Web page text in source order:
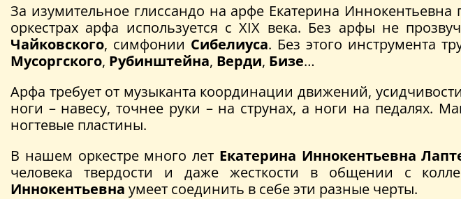
За изумительное глиссандо на арфе Екатерина
оркестрах арфа используется с XIX века. Без арфы не
Чайковского, симфонии Сибелиуса. Без этого инструмента
Мусоргского, Рубинштейна, Верди, Бизе…
Арфа требует от музыканта координации движений,
ноги – навесу, точнее руки – на струнах, а ноги на педалях.
ногтевые пластины.
В нашем оркестре много лет Екатерина Иннокентьевна
человека твердости и даже жесткости в общении с
Иннокентьевна умеет соединить в себе эти разные черты.